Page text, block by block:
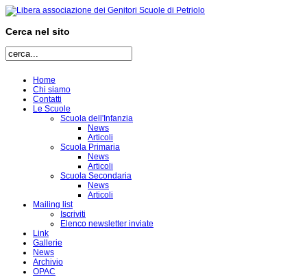
Cerca nel sito
Home
Chi siamo
Contatti
Le Scuole
Scuola dell'Infanzia
News
Articoli
Scuola Primaria
News
Articoli
Scuola Secondaria
News
Articoli
Mailing list
Iscriviti
Elenco newsletter inviate
Link
Gallerie
News
Archivio
OPAC